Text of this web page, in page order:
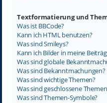
Textformatierung und
Was ist BBCode?
Kann ich HTML benutzen?
Was sind Smileys?
Kann ich Bilder in meine
Was sind globale
Was sind Bekanntmachungen?
Was sind wichtige Themen?
Was sind geschlossene
Was sind Themen-Symbole?